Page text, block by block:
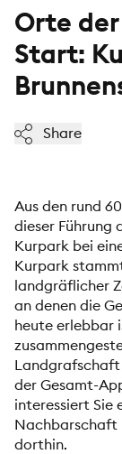
Orte
Start:
Share
Aus den rund
dieser Führung
Kurpark bei
Kurpark
landgräflicher
an denen die
heute erlebbar
Landgrafschaft
der Gesamt-
interessiert Sie
Nachbarschaft
dorthin.